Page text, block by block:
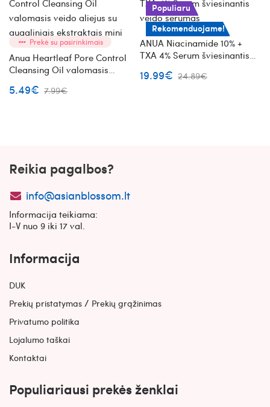
Prekė su pasirinkimais
Anua Heartleaf Pore Control
Cleansing Oil valomasis
ekstraktais mini
5.49€ 7.99€
Populiaru
Rekomenduojame!
ANUA Niacinamide 10% +
TXA 4% Serum šviesinantis
19.99€ 24.89€
Reikia pagalbos?
info@asianblossom.lt
Informacija teikiama:
I-V nuo 9 iki 17 val.
Informacija
DUK
Prekių pristatymas / Prekių grąžinimas
Privatumo politika
Lojalumo taškai
Kontaktai
Populiariausi prekės ženklai